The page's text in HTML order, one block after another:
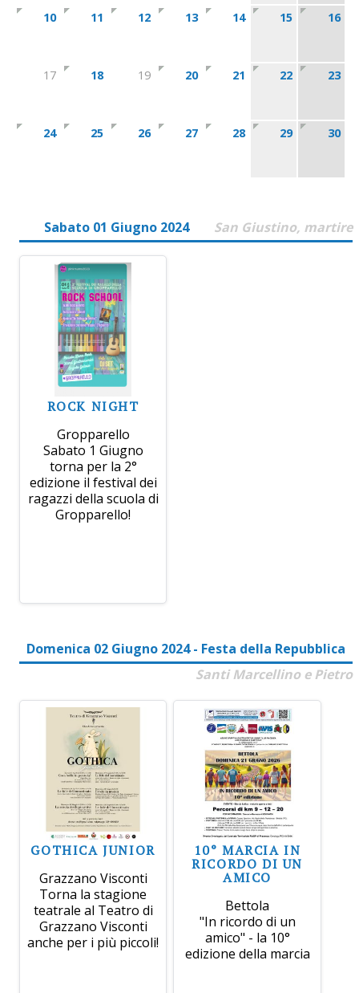
10 11 12 13 14 15 16
17 18 19 20 21 22 23
24 25 26 27 28 29 30
Sabato 01 Giugno 2024 San Giustino, martire
ROCK NIGHT
Gropparello
Sabato 1 Giugno
torna per la 2°
edizione il festival dei
ragazzi della scuola di
Gropparello!
Domenica 02 Giugno 2024 - Festa della Repubblica
Santi Marcellino e Pietro
GOTHICA JUNIOR
Grazzano Visconti
Torna la stagione
teatrale al Teatro di
Grazzano Visconti
anche per i più piccoli!
10° MARCIA IN
RICORDO DI UN
AMICO
Bettola
"In ricordo di un
amico" - la 10°
edizione della marcia